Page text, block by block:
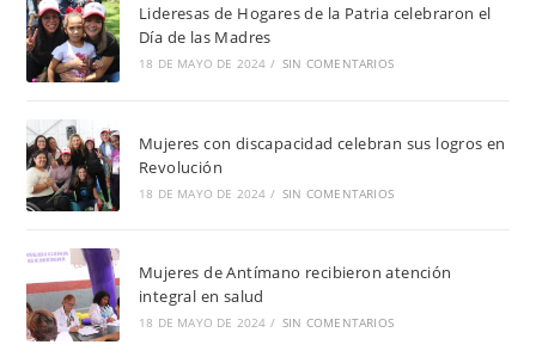
Lideresas de Hogares de la Patria celebraron el
Día de las Madres
18 DE MAYO DE 2024 / SIN COMENTARIOS
Mujeres con discapacidad celebran sus logros en
Revolución
18 DE MAYO DE 2024 / SIN COMENTARIOS
Mujeres de Antímano recibieron atención
integral en salud
18 DE MAYO DE 2024 / SIN COMENTARIOS